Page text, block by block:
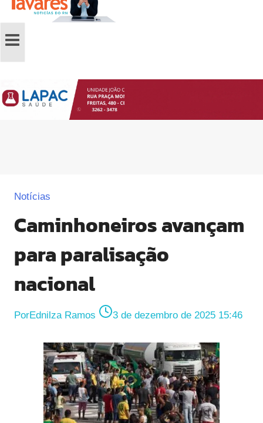
Notícias
Caminhoneiros avançam
para paralisação
nacional
PorEdnilza Ramos 3 de dezembro de 2025 15:46